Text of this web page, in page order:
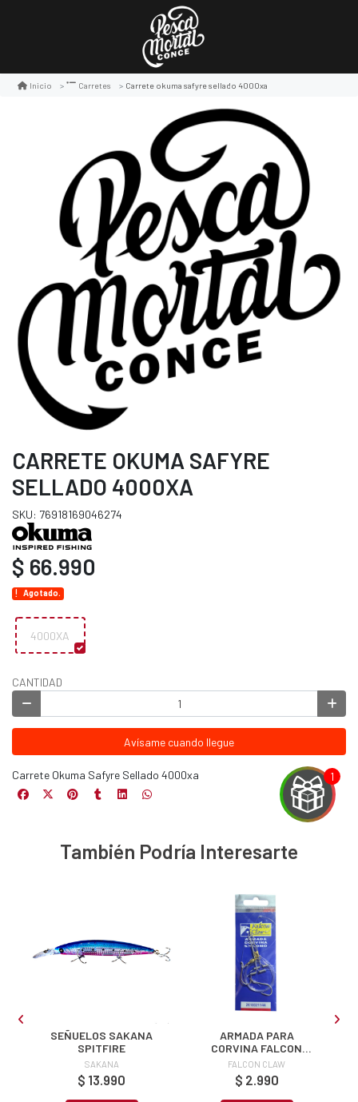
correo y
JUGAR
Inicio Carretes Carrete okuma safyre sellado 4000xa
CARRETE OKUMA SAFYRE
SELLADO 4000XA
SKU: 76918169046274
$ 66.990
Agotado.
4000XA
CANTIDAD
Avísame cuando llegue
Carrete Okuma Safyre Sellado 4000xa
También Podría Interesarte
SEÑUELOS SAKANA
SPITFIRE
SAKANA
$ 13.990
ARMADA PARA
CORVINA FALCON
CLAW
FALCON CLAW
$ 2.990